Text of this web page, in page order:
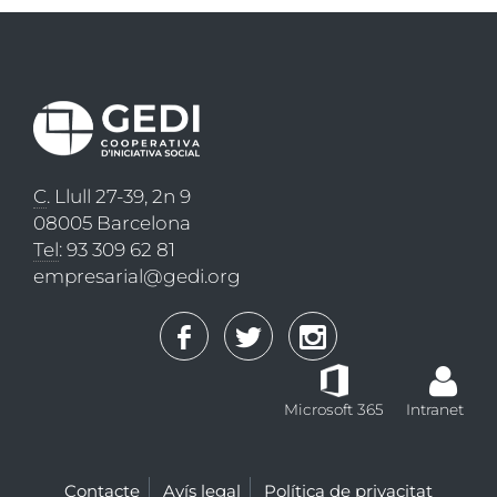
C. Llull 27-39, 2n 9
08005 Barcelona
Tel: 93 309 62 81
empresarial@gedi.org
Microsoft 365 Intranet
Contacte Avís legal Política de privacitat